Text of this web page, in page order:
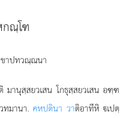
กณฺโฑ
าปทวณฺณนา
มานุสฺสยวเสน โกธุสฺสยวเสน อฑฺฑ
ทมานา.คหปตินา วาติอาทีหิ เปตฺ